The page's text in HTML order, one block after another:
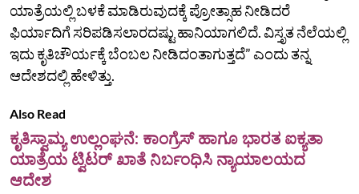
ಯಾತ್ರೆಯಲ್ಲಿ ಬಳಕೆ ಮಾಡಿರುವುದಕ್ಕೆ ಪ್ರೋತ್ಸಾಹ ನೀಡಿದರೆ
ಫಿರ್ಯಾದಿಗೆ ಸರಿಪಡಿಸಲಾರದಷ್ಟು ಹಾನಿಯಾಗಲಿದೆ. ವಿಸ್ತೃತ ನೆಲೆಯಲ್ಲಿ
ಇದು ಕೃತಿಚೌರ್ಯಕ್ಕೆ ಬೆಂಬಲ ನೀಡಿದಂತಾಗುತ್ತದೆ” ಎಂದು ತನ್ನ
ಆದೇಶದಲ್ಲಿ ಹೇಳಿತ್ತು.
Also Read
ಕೃತಿಸ್ವಾಮ್ಯ ಉಲ್ಲಂಘನೆ: ಕಾಂಗ್ರೆಸ್‌ ಹಾಗೂ ಭಾರತ ಐಕ್ಯತಾ
ಯಾತ್ರೆಯ ಟ್ವಿಟರ್‌ ಖಾತೆ ನಿರ್ಬಂಧಿಸಿ ನ್ಯಾಯಾಲಯದ
ಆದೇಶ